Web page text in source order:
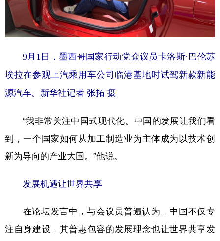
9月1日，墨西哥国家行动党众议员卡洛斯·巴伦苏
埃拉在参观上汽乘用车公司临港基地时试驾新款新能
源汽车。新华社记者 张拓 摄
“我非常关注中国式现代化。中国的发展让我们看
到，一个国家如何从加工制造业为主体成为以技术创
新为导向的产业大国。”他说。
发展机遇让世界共享
在论坛发言中，与会议员普遍认为，中国不仅专
注自身建设，其普惠包容的发展理念也让世界共享发